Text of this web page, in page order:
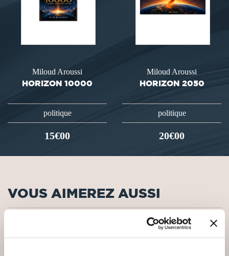
Miloud Aroussi
HORIZON 10000
politique
15€00
Miloud Aroussi
HORIZON 2050
politique
20€00
VOUS AIMEREZ AUSSI